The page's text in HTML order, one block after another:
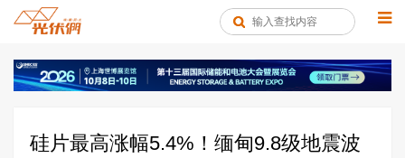
硅片最高涨幅5.4%！缅甸9.8级地震波